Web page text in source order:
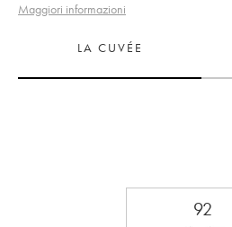
Maggiori informazioni
LA CUVÉE
92